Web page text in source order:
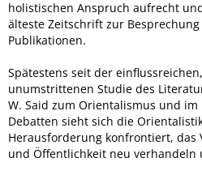
holistischen Anspruch aufrecht
älteste Zeitschrift zur
Publikationen.
Spätestens seit der
unumstrittenen Studie des
W. Said zum Orientalismus und
Debatten sieht sich die
Herausforderung konfrontiert, das
und Öffentlichkeit neu verhandeln